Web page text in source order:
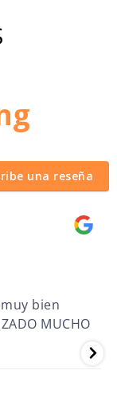
una reseña
bien
MUCHO